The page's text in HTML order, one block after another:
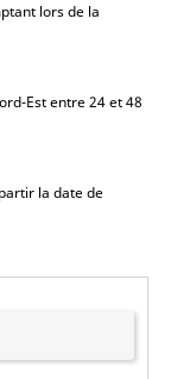
lors de la
Est entre 24 et 48
la date de